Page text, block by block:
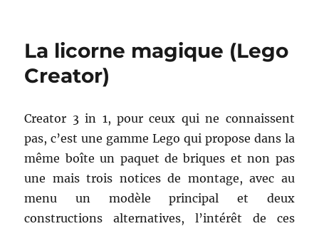
Zane
La licorne magique (Lego
Creator)
Creator 3 in 1, pour ceux qui ne connaissent
pas, c’est une gamme Lego qui propose dans la
même boîte un paquet de briques et non pas
une mais trois notices de montage, avec au
menu un modèle principal et deux
constructions alternatives, l’intérêt de ces